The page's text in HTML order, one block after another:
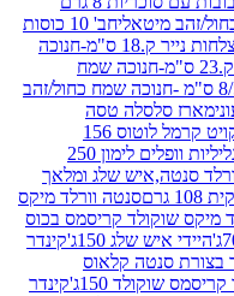
חב' 10 כוסות
חב' 10 צלחות נייר ק.18 ס"מ-חנוכה
ק.23 ס"מ-חנוכה שמח
51/18 ס"מ -חנוכה שמח כחול/זהב
טסה
ביסקויט קרמל לוטוס 156
גליליות וופלים לימון 250
שלג ומלאך
סנטה וורלד מיקס
קריסמס בכוס
150ג'
קינדר
קלאוס
150ג'
קינדר